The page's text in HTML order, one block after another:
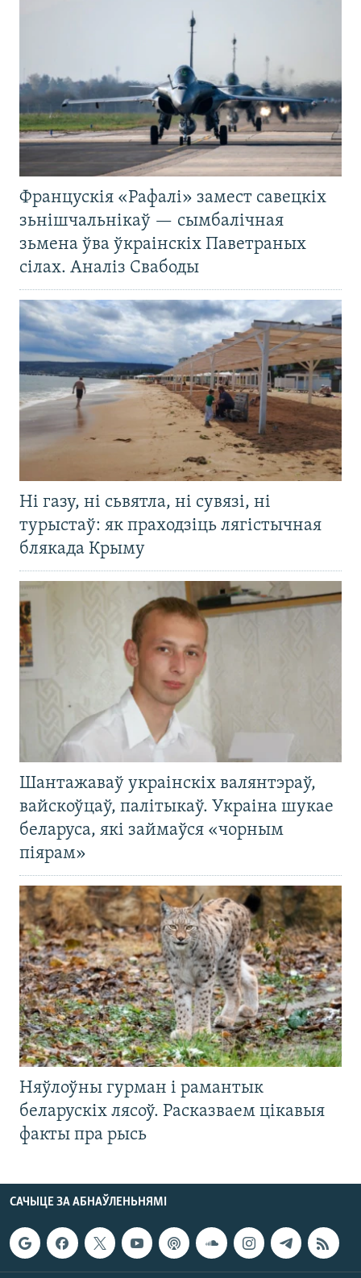
Францускія «Рафалі» замест савецкіх
зьнішчальнікаў — сымбалічная
зьмена ўва ўкраінскіх Паветраных
сілах. Аналіз Свабоды
Ні газу, ні сьвятла, ні сувязі, ні
турыстаў: як праходзіць лягістычная
блякада Крыму
Шантажаваў украінскіх валянтэраў,
вайскоўцаў, палітыкаў. Украіна шукае
беларуса, які займаўся «чорным
піярам»
Няўлоўны гурман і рамантык
беларускіх лясоў. Расказваем цікавыя
факты пра рысь
САЧЫЦЕ ЗА АБНАЎЛЕНЬНЯМІ